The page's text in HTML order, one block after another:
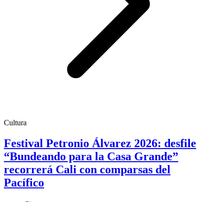
Cultura
Festival Petronio Álvarez 2026: desfile
“Bundeando para la Casa Grande”
recorrerá Cali con comparsas del
Pacífico